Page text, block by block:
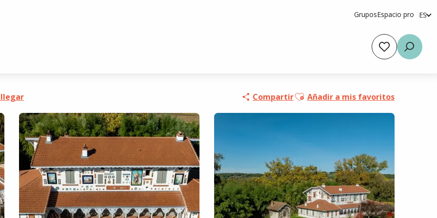
GruposEspacio pro ES
en
llegar CompartirAjouter aux favoris
Añadir a mis favoritos